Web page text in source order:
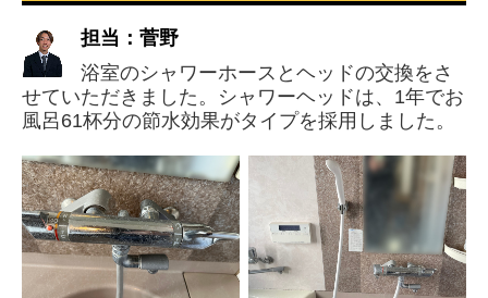
担当：菅野
浴室のシャワーホースとヘッドの交換をさ
せていただきました。シャワーヘッドは、1年でお
風呂61杯分の節水効果がタイプを採用しました。